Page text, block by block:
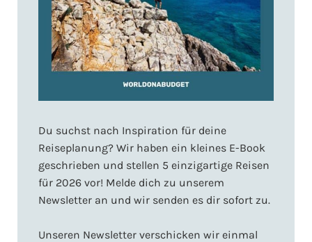
Du suchst nach Inspiration für deine
Reiseplanung? Wir haben ein kleines E-Book
geschrieben und stellen 5 einzigartige Reisen
für 2026 vor! Melde dich zu unserem
Newsletter an und wir senden es dir sofort zu.
Unseren Newsletter verschicken wir einmal